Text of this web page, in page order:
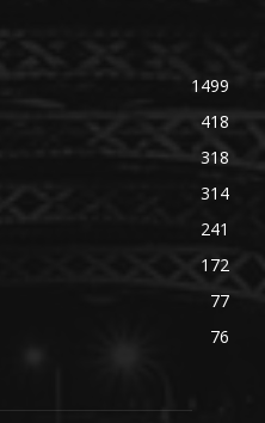
1499
418
318
314
241
172
77
76